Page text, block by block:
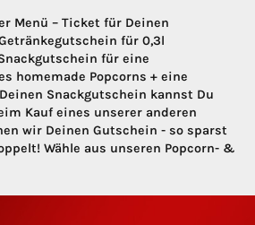
Menü – Ticket für Deinen
für 0,3l
für eine
homemade Popcorns + eine
Snackgutschein kannst Du
Kauf eines unserer anderen
wir Deinen Gutschein - so sparst
Wähle aus unseren Popcorn- &